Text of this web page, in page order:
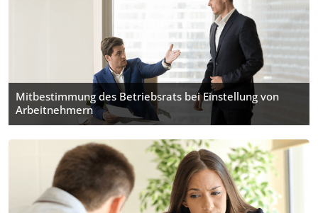
Mitbestimmung des Betriebsrats bei Einstellung von
Arbeitnehmern